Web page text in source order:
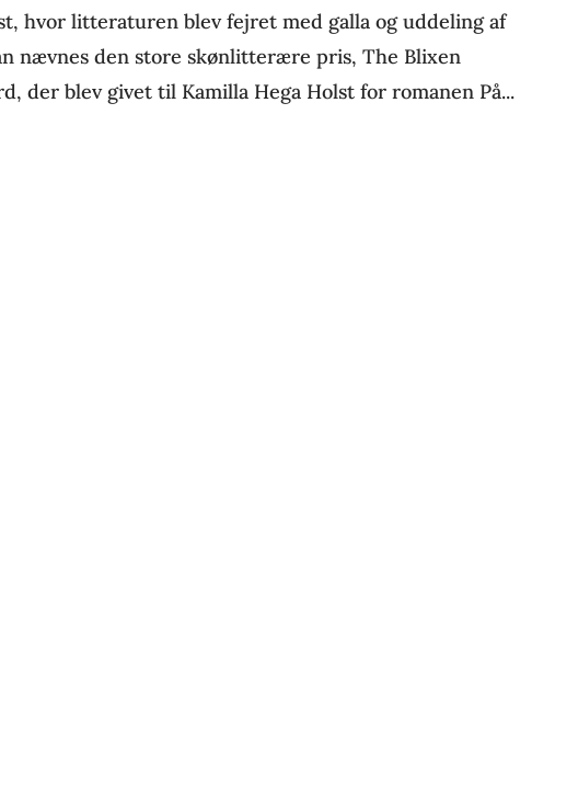
hvor litteraturen blev fejret med galla og uddeling af
nævnes den store skønlitterære pris, The Blixen
der blev givet til Kamilla Hega Holst for romanen På...